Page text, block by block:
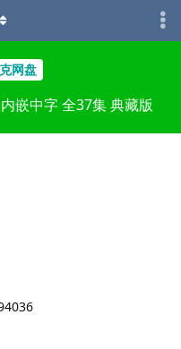
网盘
嵌中字 全37集 典藏版